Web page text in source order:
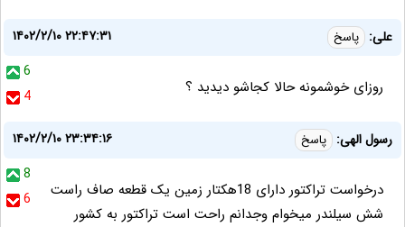
علی: پاسخ
۱۴۰۲/۲/۱۰ ۲۲:۴۷:۳۱
6
4
روزای خوشمونه حالا کجاشو دیدید ؟
رسول الهی: پاسخ
۱۴۰۲/۲/۱۰ ۲۳:۳۴:۱۶
8
6
درخواست تراکتور دارای 18هکتار زمین یک قطعه صاف راست
شش سیلندر میخوام وجدانم راحت است تراکتور به کشور